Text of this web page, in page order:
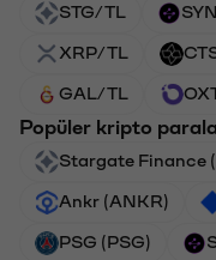
STG/TL
XRP/TL
GAL/TL
Popüler kripto
Stargate Finance
Ankr (ANKR)
PSG (PSG)